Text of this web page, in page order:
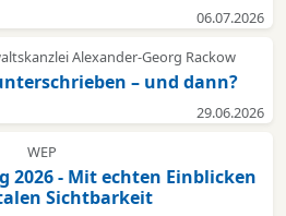
06.07.2026
Alexander-Georg Rackow
– und dann?
29.06.2026
WEP
2026 - Mit echten Einblicken
Sichtbarkeit